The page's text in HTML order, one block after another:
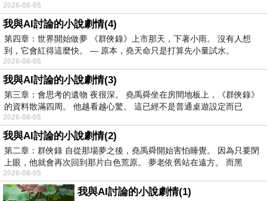
2026-08-05
我與AI討論的小說劇情(4)
第四章：世界開始做夢 《群俠錄》上市那天，下著小雨。 沒有人想
到，它會紅得這麼快。 — 原本，堯天命只是打算先小量試水。
2026-08-05
我與AI討論的小說劇情(3)
第三章：會思考的遺物 夜很深。 堯禹舜坐在房間地板上，《群俠錄》
的資料散滿四周。 他越看越心驚。 這已經不是普通桌遊設定而已
2026-08-05
我與AI討論的小說劇情(2)
第二章：群俠錄 自從那場夢之後，堯禹舜開始害怕睡覺。 因為只要閉
上眼，他就會再次回到那片白色荒原。 夢老依舊站在遠方。 而黑
2026-08-05
我與AI討論的小說劇情(1)